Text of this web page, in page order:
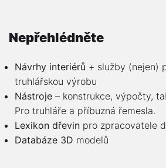
Nepřehlédněte
Návrhy interiérů + služby (nejen)
truhlářskou výrobu
Nástroje – konstrukce, výpočty,
Pro truhláře a příbuzná řemesla.
Lexikon dřevin pro zpracovatele
Databáze 3D modelů